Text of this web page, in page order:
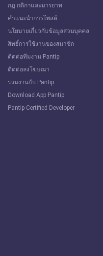
Explore
กฎ กติกาและมารยาท
คำแนะนำการโพสต์
นโยบายเกี่ยวกับข้อมูลส่วนบุคคล
สิทธิ์การใช้งานของสมาชิก
ติดต่อทีมงาน Pantip
ติดต่อลงโฆษณา
ร่วมงานกับ Pantip
Download App Pantip
Pantip Certified Developer